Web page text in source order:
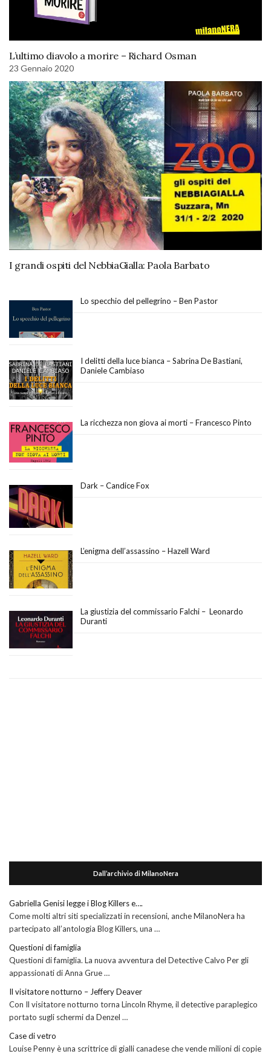
L’ultimo diavolo a morire – Richard Osman
23 Gennaio 2020
I grandi ospiti del NebbiaGialla: Paola Barbato
Lo specchio del pellegrino – Ben Pastor
I delitti della luce bianca – Sabrina De Bastiani,
Daniele Cambiaso
La ricchezza non giova ai morti – Francesco Pinto
Dark – Candice Fox
L’enigma dell’assassino – Hazell Ward
La giustizia del commissario Falchi – Leonardo
Duranti
Dall’archivio di MilanoNera
Gabriella Genisi legge i Blog Killers e….
Come molti altri siti specializzati in recensioni, anche MilanoNera ha
partecipato all’antologia Blog Killers, una …
Questioni di famiglia
Questioni di famiglia. La nuova avventura del Detective Calvo Per gli
appassionati di Anna Grue …
Il visitatore notturno – Jeffery Deaver
Con Il visitatore notturno torna Lincoln Rhyme, il detective paraplegico
portato sugli schermi da Denzel …
Case di vetro
Louise Penny è una scrittrice di gialli canadese che vende milioni di copie